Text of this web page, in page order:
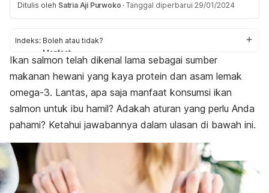
Ditulis oleh Satria Aji Purwoko · Tanggal diperbarui 29/01/2024
Indeks: Boleh atau tidak?
Manfaat
Aturan konsumsi
Ikan salmon telah dikenal lama sebagai sumber
makanan hewani yang kaya protein dan asam lemak
omega-3. Lantas, apa saja manfaat konsumsi ikan
salmon untuk ibu hamil? Adakah aturan yang perlu Anda
pahami? Ketahui jawabannya dalam ulasan di bawah ini.